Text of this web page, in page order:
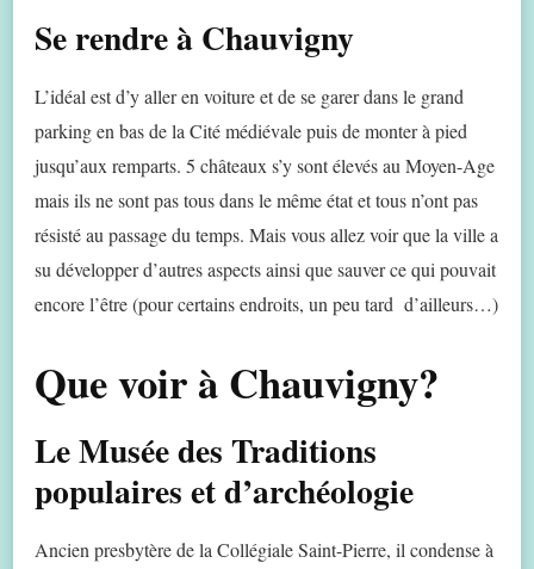
Se rendre à Chauvigny
L’idéal est d’y aller en voiture et de se garer dans le grand
parking en bas de la Cité médiévale puis de monter à pied
jusqu’aux remparts. 5 châteaux s’y sont élevés au Moyen-Age
mais ils ne sont pas tous dans le même état et tous n’ont pas
résisté au passage du temps. Mais vous allez voir que la ville a
su développer d’autres aspects ainsi que sauver ce qui pouvait
encore l’être (pour certains endroits, un peu tard d’ailleurs…)
Que voir à Chauvigny?
Le Musée des Traditions
populaires et d’archéologie
Ancien presbytère de la Collégiale Saint-Pierre, il condense à